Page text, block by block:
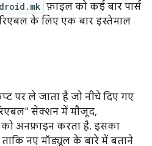
फ़ाइल को कई बार पार्स
के लिए एक बार इस्तेमाल
पर ले जाता है जो नीचे दिए गए
सेक्शन में मौजूद,
को अनफ़ाइन करता है. इसका
नए मॉड्यूल के बारे में बताने